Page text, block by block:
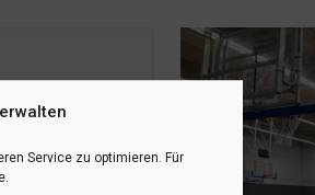
Service zu optimieren. Für